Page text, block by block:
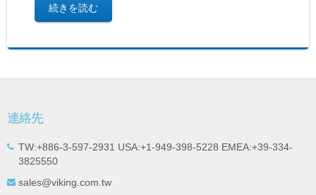
続きを読む
連絡先
TW:+886-3-597-2931 USA:+1-949-398-5228 EMEA:+39-334-
3825550
sales@viking.com.tw